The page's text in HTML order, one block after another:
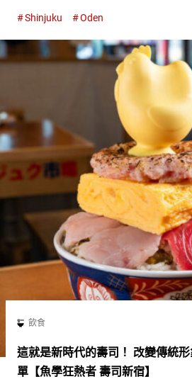
本飲食文化的深度，是一道絕品。 在東
Shinjuku Oden
飲食
這就是新時代的壽司！ 改變傳統
單【魚學狂熱者 壽司新宿】